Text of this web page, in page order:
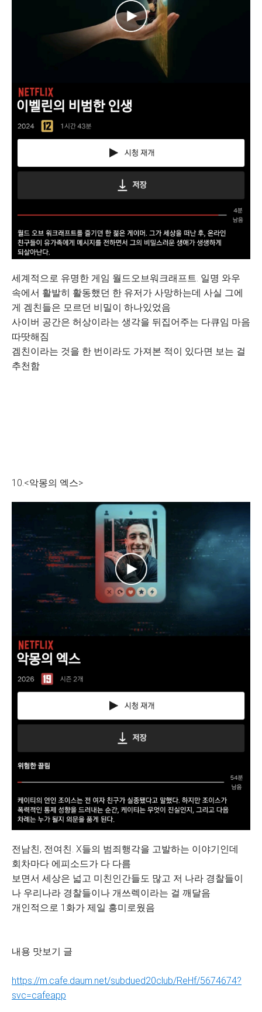
세계적으로 유명한 게임 월드오브워크래프트. 일명 와우
속에서 활발히 활동했던 한 유저가 사망하는데 사실 그에
게 겜친들은 모르던 비밀이 하나있었음
사이버 공간은 허상이라는 생각을 뒤집어주는 다큐임 마음
따땃해짐
겜친이라는 것을 한 번이라도 가져본 적이 있다면 보는 걸
추천함
10.<악몽의 엑스>
전남친, 전여친. X들의 범죄행각을 고발하는 이야기인데
회차마다 에피소드가 다 다름
보면서 세상은 넓고 미친인간들도 많고 저 나라 경찰들이
나 우리나라 경찰들이나 개쓰렉이라는 걸 깨달음
개인적으로 1화가 제일 흥미로웠음
내용 맛보기 글
https://m.cafe.daum.net/subdued20club/ReHf/5674674?
svc=cafeapp